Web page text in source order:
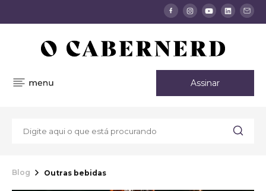
Assinar
Blog Outras bebidas